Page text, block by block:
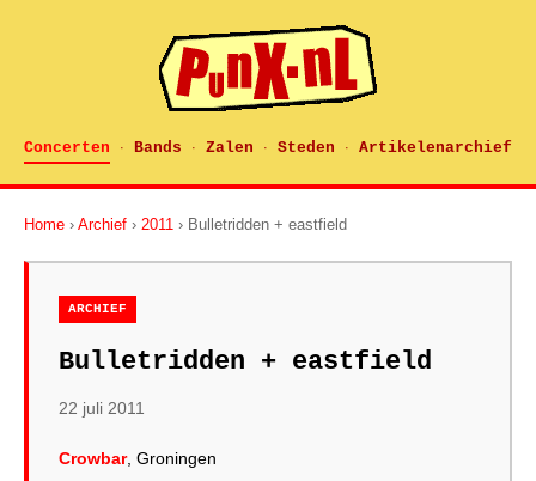
Concerten · Bands · Zalen · Steden · Artikelenarchief
Home › Archief › 2011 › Bulletridden + eastfield
ARCHIEF
Bulletridden + eastfield
22 juli 2011
Crowbar, Groningen